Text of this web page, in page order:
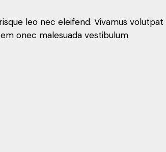
leo nec eleifend. Vivamus volutpat
onec malesuada vestibulum